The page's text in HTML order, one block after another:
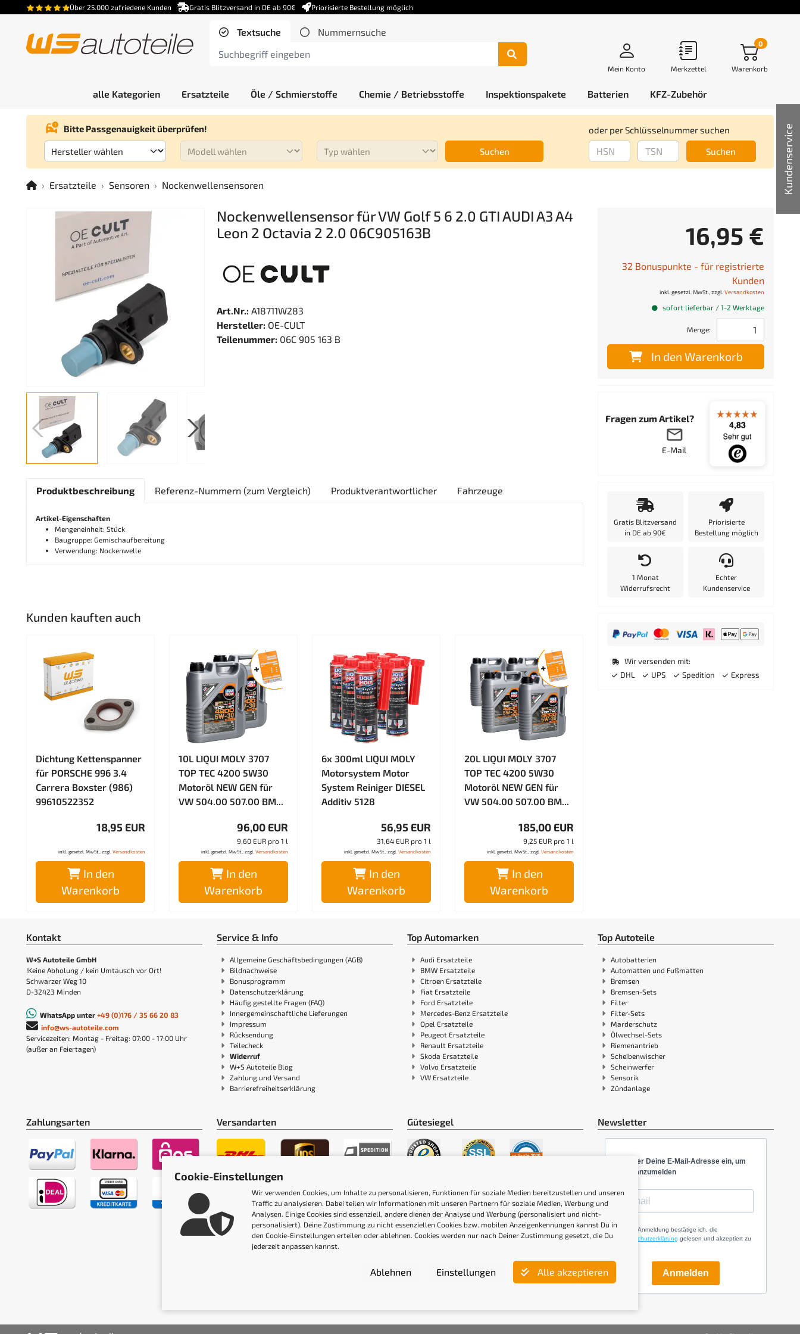
Kundenservice
Über 25.000 zufriedene Kunden Gratis Blitzversand in DE ab 90€ Priorisierte Bestellung möglich
Textsuche Nummernsuche
Mein Konto Merkzettel Warenkorb
0
alle Kategorien Ersatzteile Öle / Schmierstoffe Chemie / Betriebsstoffe Inspektionspakete Batterien KFZ-Zubehör
Bitte Passgenauigkeit überprüfen!
Suchen
oder per Schlüsselnummer suchen
Suchen
Ersatzteile Sensoren Nockenwellensensoren
Nockenwellensensor für VW Golf 5 6 2.0 GTI AUDI A3 A4
Leon 2 Octavia 2 2.0 06C905163B
Art.Nr.: A18711W283
Hersteller: OE-CULT
Teilenummer: 06C 905 163 B
Produktbeschreibung Referenz-Nummern (zum Vergleich) Produktverantwortlicher Fahrzeuge
Artikel-Eigenschaften
Mengeneinheit: Stück
Baugruppe: Gemischaufbereitung
Verwendung: Nockenwelle
Kunden kauften auch
Dichtung Kettenspanner
für PORSCHE 996 3.4
Carrera Boxster (986)
99610522352
18,95 EUR
inkl. gesetzl. MwSt., zzgl. Versandkosten
In den
Warenkorb
10L LIQUI MOLY 3707
TOP TEC 4200 5W30
Motoröl NEW GEN für
VW 504.00 507.00 BM...
96,00 EUR
9,60 EUR pro 1 l
inkl. gesetzl. MwSt., zzgl. Versandkosten
In den
Warenkorb
6x 300ml LIQUI MOLY
Motorsystem Motor
System Reiniger DIESEL
Additiv 5128
56,95 EUR
31,64 EUR pro 1 l
inkl. gesetzl. MwSt., zzgl. Versandkosten
In den
Warenkorb
20L LIQUI MOLY 3707
TOP TEC 4200 5W30
Motoröl NEW GEN für
VW 504.00 507.00 BM...
185,00 EUR
9,25 EUR pro 1 l
inkl. gesetzl. MwSt., zzgl. Versandkosten
In den
Warenkorb
16,95 €
32 Bonuspunkte - für registrierte
Kunden
inkl. gesetzl. MwSt., zzgl. Versandkosten
sofort lieferbar / 1-2 Werktage
Menge:
In den Warenkorb
Fragen zum Artikel?
E-Mail
Gratis Blitzversand
in DE ab 90€
Priorisierte
Bestellung möglich
1 Monat
Widerrufsrecht
Echter
Kundenservice
Wir versenden mit:
DHL
UPS Spedition Express
Kontakt
W+S Autoteile GmbH
!Keine Abholung / kein Umtausch vor Ort!
Schwarzer Weg 10
D-32423 Minden
WhatsApp unter +49 (0)176 / 35 66 20 83
info@ws-autoteile.com
Servicezeiten: Montag - Freitag: 07:00 - 17:00 Uhr
(außer an Feiertagen)
Service & Info
Allgemeine Geschäftsbedingungen (AGB)
Bildnachweise
Bonusprogramm
Datenschutzerklärung
Häufig gestellte Fragen (FAQ)
Innergemeinschaftliche Lieferungen
Impressum
Rücksendung
Teilecheck
Widerruf
W+S Autoteile Blog
Zahlung und Versand
Barrierefreiheitserklärung
Top Automarken
Audi Ersatzteile
BMW Ersatzteile
Citroen Ersatzteile
Fiat Ersatzteile
Ford Ersatzteile
Mercedes-Benz Ersatzteile
Opel Ersatzteile
Peugeot Ersatzteile
Renault Ersatzteile
Skoda Ersatzteile
Volvo Ersatzteile
VW Ersatzteile
Top Autoteile
Autobatterien
Automatten und Fußmatten
Bremsen
Bremsen-Sets
Filter
Filter-Sets
Marderschutz
Ölwechsel-Sets
Riemenantrieb
Scheibenwischer
Scheinwerfer
Sensorik
Zündanlage
Zahlungsarten Versandarten Gütesiegel Newsletter
Gib hier Deine E-Mail-Adresse ein, um
Dich anzumelden
Mit der Anmeldung bestätige ich, die
Datenschutzerklärung gelesen und akzeptiert zu
Anmelden
Cookie-Einstellungen
Wir verwenden Cookies, um Inhalte zu personalisieren, Funktionen für soziale Medien bereitzustellen und unseren
Traffic zu analysieren. Dabei teilen wir Informationen mit unseren Partnern für soziale Medien, Werbung und
Analysen. Einige Cookies sind essenziell, andere dienen der Analyse und Werbung (personalisiert und nicht-
personalisiert). Deine Zustimmung zu nicht essenziellen Cookies bzw. mobilen Anzeigenkennungen kannst Du in
den Cookie-Einstellungen erteilen oder ablehnen. Cookies werden nur nach Deiner Zustimmung gesetzt, die Du
jederzeit anpassen kannst.
Alle akzeptieren
Einstellungen
Ablehnen